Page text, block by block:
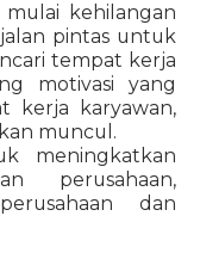
mulai kehilangan
pintas untuk
tempat kerja
motivasi yang
kerja karyawan,
muncul.
meningkatkan
perusahaan,
dan